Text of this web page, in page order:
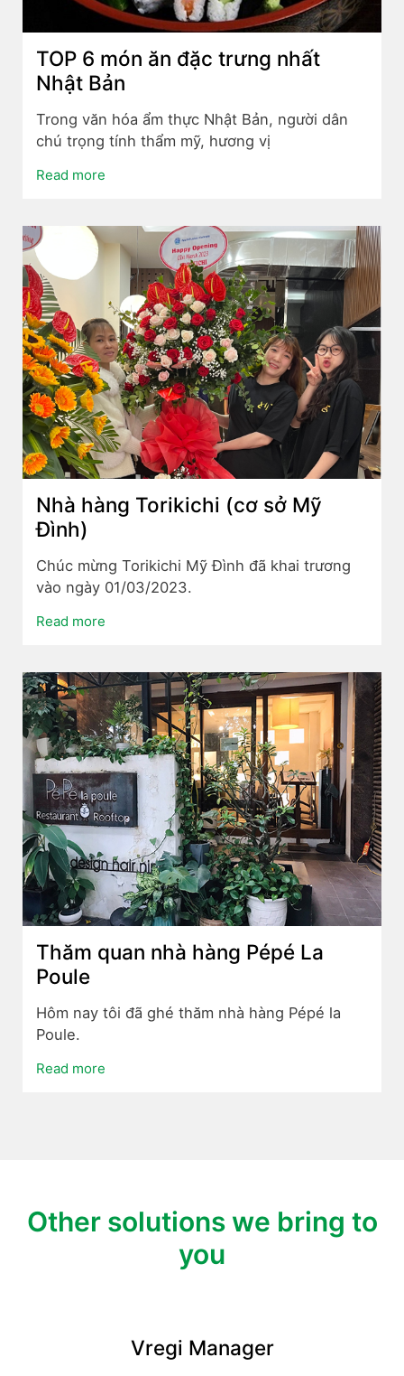
TOP 6 món ăn đặc trưng nhất
Nhật Bản
Trong văn hóa ẩm thực Nhật Bản, người dân
chú trọng tính thẩm mỹ, hương vị
Read more
Nhà hàng Torikichi (cơ sở Mỹ
Đình)
Chúc mừng Torikichi Mỹ Đình đã khai trương
vào ngày 01/03/2023.
Read more
Thăm quan nhà hàng Pépé La
Poule
Hôm nay tôi đã ghé thăm nhà hàng Pépé la
Poule.
Read more
Other solutions we bring to
you
Vregi Manager